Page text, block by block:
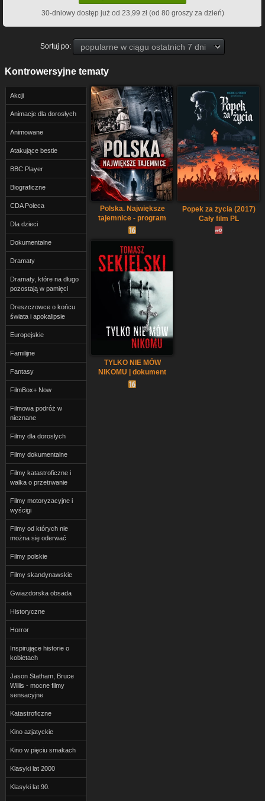
30-dniowy dostęp już od 23,99 zł (od 80 groszy za dzień)
Sortuj po:
Kontrowersyjne tematy
Akcji
Animacje dla dorosłych
Animowane
Atakujące bestie
BBC Player
Biograficzne
CDA Poleca
Dla dzieci
Dokumentalne
Dramaty
Dramaty, które na długo
pozostają w pamięci
Dreszczowce o końcu
świata i apokalipsie
Europejskie
Familijne
Fantasy
FilmBox+ Now
Filmowa podróż w
nieznane
Filmy dla dorosłych
Filmy dokumentalne
Filmy katastroficzne i
walka o przetrwanie
Filmy motoryzacyjne i
wyścigi
Filmy od których nie
można się oderwać
Filmy polskie
Filmy skandynawskie
Gwiazdorska obsada
Historyczne
Horror
Inspirujące historie o
kobietach
Jason Statham, Bruce
Willis - mocne filmy
sensacyjne
Katastroficzne
Kino azjatyckie
Kino w pięciu smakach
Klasyki lat 2000
Klasyki lat 90.
Polska. Największe
tajemnice - program
online
Popek za życia (2017)
Cały film PL
TYLKO NIE MÓW
NIKOMU | dokument
Tomasza Sekielskiego |